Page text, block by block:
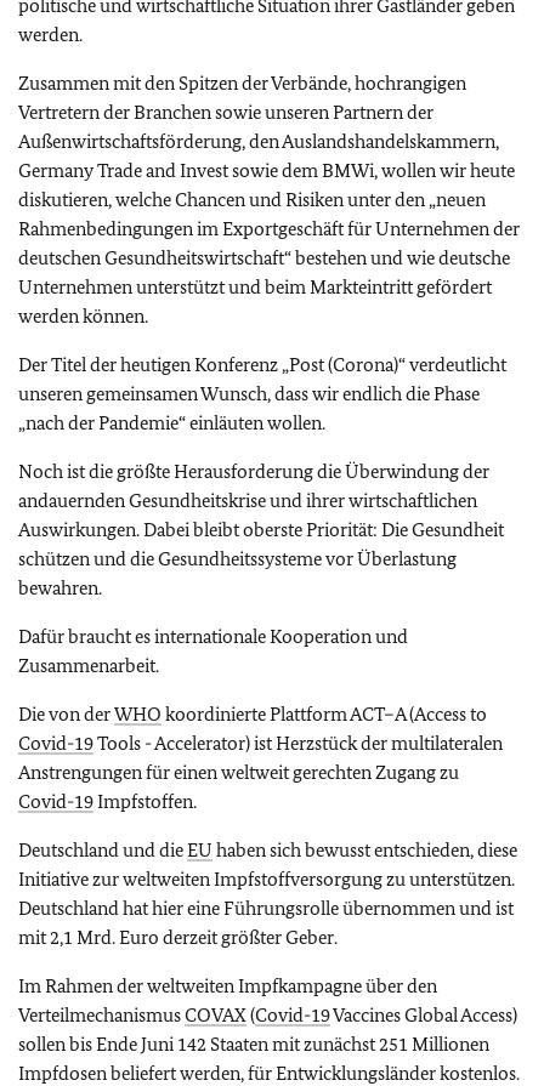
politische und wirtschaftliche Situation ihrer Gastländer geben
werden.
Zusammen mit den Spitzen der Verbände, hochrangigen
Vertretern der Branchen sowie unseren Partnern der
Außenwirtschaftsförderung, den Auslandshandelskammern,
Germany Trade and Invest sowie dem BMWi, wollen wir heute
diskutieren, welche Chancen und Risiken unter den „neuen
Rahmenbedingungen im Exportgeschäft für Unternehmen der
deutschen Gesundheitswirtschaft“ bestehen und wie deutsche
Unternehmen unterstützt und beim Markteintritt gefördert
werden können.
Der Titel der heutigen Konferenz „Post (Corona)“ verdeutlicht
unseren gemeinsamen Wunsch, dass wir endlich die Phase
„nach der Pandemie“ einläuten wollen.
Noch ist die größte Herausforderung die Überwindung der
andauernden Gesundheitskrise und ihrer wirtschaftlichen
Auswirkungen. Dabei bleibt oberste Priorität: Die Gesundheit
schützen und die Gesundheitssysteme vor Überlastung
bewahren.
Dafür braucht es internationale Kooperation und
Zusammenarbeit.
Die von derWHO koordinierte Plattform ACT–A (Access to
Covid-19Tools - Accelerator) ist Herzstück der multilateralen
Anstrengungen für einen weltweit gerechten Zugang zu
Covid-19Impfstoffen.
Deutschland und dieEU haben sich bewusst entschieden, diese
Initiative zur weltweiten Impfstoffversorgung zu unterstützen.
Deutschland hat hier eine Führungsrolle übernommen und ist
mit 2,1 Mrd. Euro derzeit größter Geber.
Im Rahmen der weltweiten Impfkampagne über den
VerteilmechanismusCOVAX(Covid-19Vaccines Global Access)
sollen bis Ende Juni 142 Staaten mit zunächst 251 Millionen
Impfdosen beliefert werden, für Entwicklungsländer kostenlos.